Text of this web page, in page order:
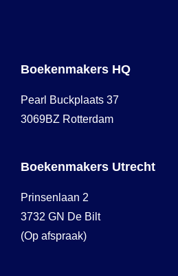
Boekenmakers HQ
Pearl Buckplaats 37
3069BZ Rotterdam
Boekenmakers Utrecht
Prinsenlaan 2
3732 GN De Bilt
(Op afspraak)